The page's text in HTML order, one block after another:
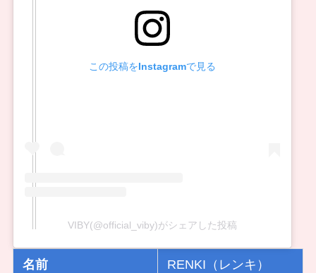
この投稿をInstagramで見る
VIBY(@official_viby)がシェアした投稿
名前 RENKI（レンキ）